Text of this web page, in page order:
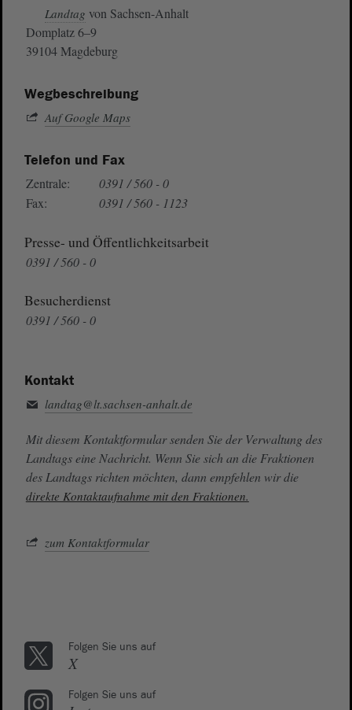
Landtag von Sachsen-Anhalt
Domplatz 6–9
39104 Magdeburg
Wegbeschreibung
Auf Google Maps
Telefon und Fax
Zentrale:
0391 / 560 - 0
Fax:
0391 / 560 - 1123
Presse- und Öffentlichkeitsarbeit
0391 / 560 - 0
Besucherdienst
0391 / 560 - 0
Kontakt
landtag@lt.sachsen-anhalt.de
Mit diesem Kontaktformular senden Sie der Verwaltung des
Landtags eine Nachricht. Wenn Sie sich an die Fraktionen
des Landtags richten möchten, dann empfehlen wir die
direkte Kontaktaufnahme mit den Fraktionen.
zum Kontaktformular
Folgen Sie uns auf
X
Folgen Sie uns auf